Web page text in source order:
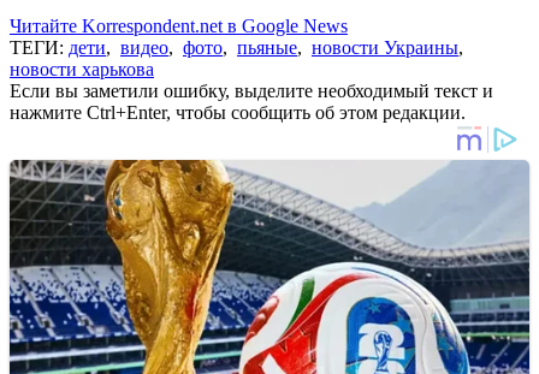
Читайте Korrespondent.net в Google News
ТЕГИ: дети, видео, фото, пьяные, новости Украины,
новости харькова
Если вы заметили ошибку, выделите необходимый текст и
нажмите Ctrl+Enter, чтобы сообщить об этом редакции.